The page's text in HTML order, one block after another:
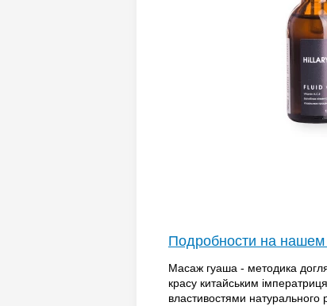
Подробности на нашем
Масаж гуаша - методика
красу китайським
властивостями натурального